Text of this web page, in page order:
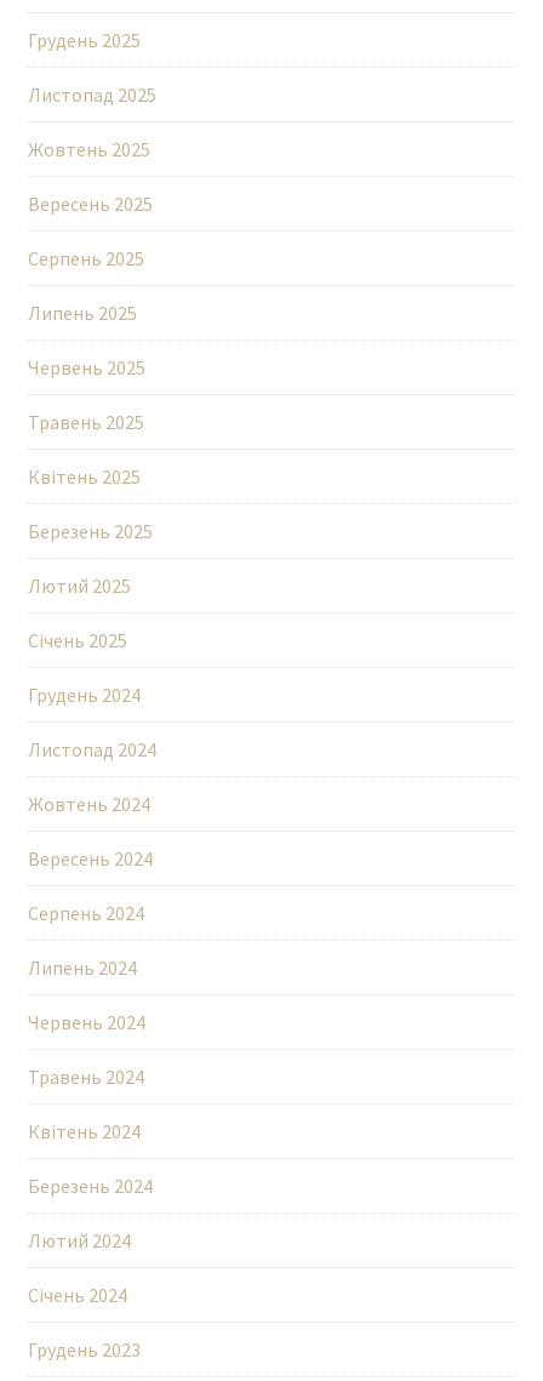
Грудень 2025
Листопад 2025
Жовтень 2025
Вересень 2025
Серпень 2025
Липень 2025
Червень 2025
Травень 2025
Квітень 2025
Березень 2025
Лютий 2025
Січень 2025
Грудень 2024
Листопад 2024
Жовтень 2024
Вересень 2024
Серпень 2024
Липень 2024
Червень 2024
Травень 2024
Квітень 2024
Березень 2024
Лютий 2024
Січень 2024
Грудень 2023